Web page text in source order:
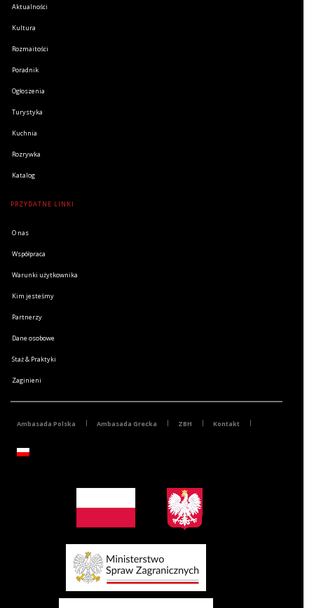
Aktualności
Kultura
Rozmaitości
Poradnik
Ogłoszenia
Turystyka
Kuchnia
Rozrywka
Katalog
PRZYDATNE LINKI
O nas
Współpraca
Warunki użytkownika
Kim jesteśmy
Partnerzy
Dane osobowe
Staż & Praktyki
Zaginieni
Ambasada Polska Ambasada Grecka ZBH Kontakt